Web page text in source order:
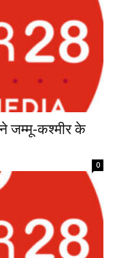
जम्मू-कश्मीर के
0